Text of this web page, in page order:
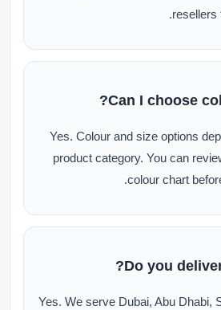
resellers
Can I choose
Yes. Colour and size options
product category. You can
colour chart
Do you
Yes. We serve Dubai, Abu Dhabi,